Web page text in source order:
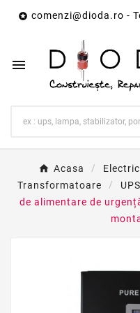
 comenzi@dioda.ro -

Acasa
Transformatoare
de alimentare de